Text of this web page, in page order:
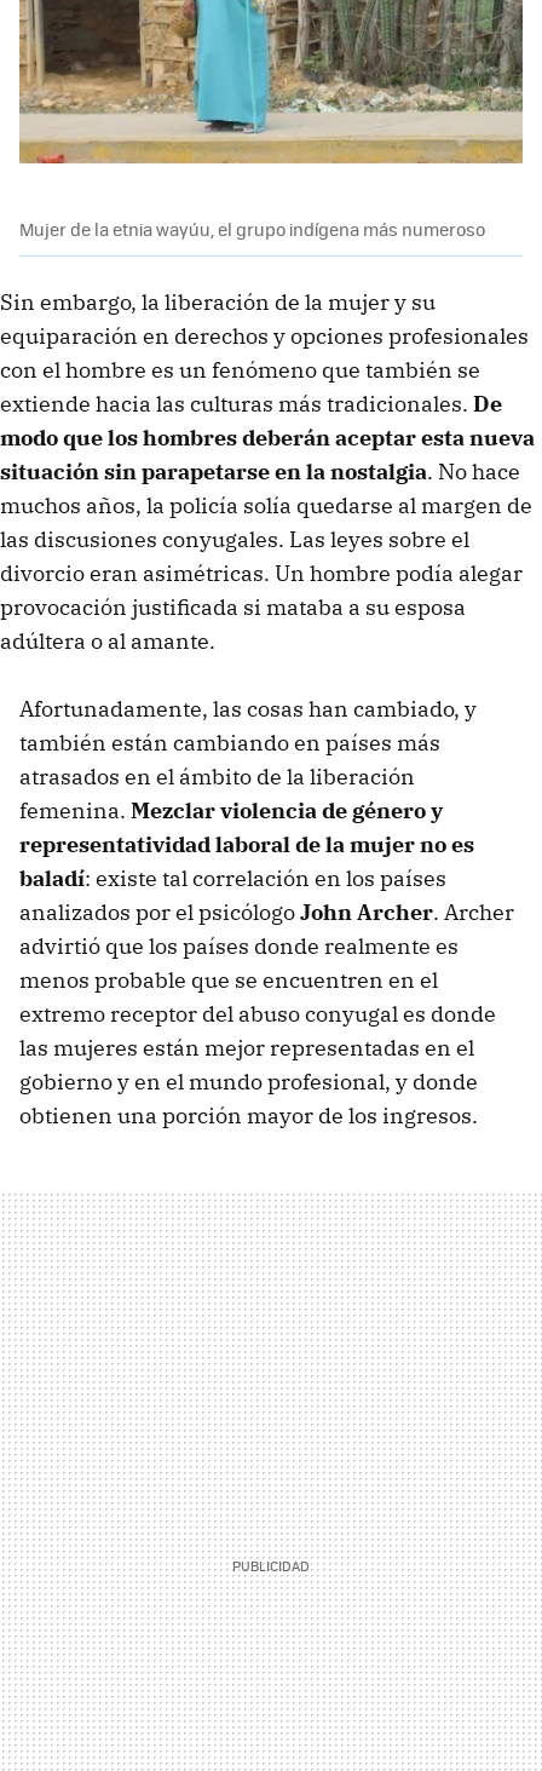
Mujer de la etnia wayúu, el grupo indígena más numeroso
Sin embargo, la liberación de la mujer y su
equiparación en derechos y opciones profesionales
con el hombre es un fenómeno que también se
extiende hacia las culturas más tradicionales. De
modo que los hombres deberán aceptar esta nueva
situación sin parapetarse en la nostalgia. No hace
muchos años, la policía solía quedarse al margen de
las discusiones conyugales. Las leyes sobre el
divorcio eran asimétricas. Un hombre podía alegar
provocación justificada si mataba a su esposa
adúltera o al amante.
Afortunadamente, las cosas han cambiado, y
también están cambiando en países más
atrasados en el ámbito de la liberación
femenina. Mezclar violencia de género y
representatividad laboral de la mujer no es
baladí: existe tal correlación en los países
analizados por el psicólogoJohn Archer. Archer
advirtió que los países donde realmente es
menos probable que se encuentren en el
extremo receptor del abuso conyugal es donde
las mujeres están mejor representadas en el
gobierno y en el mundo profesional, y donde
obtienen una porción mayor de los ingresos.